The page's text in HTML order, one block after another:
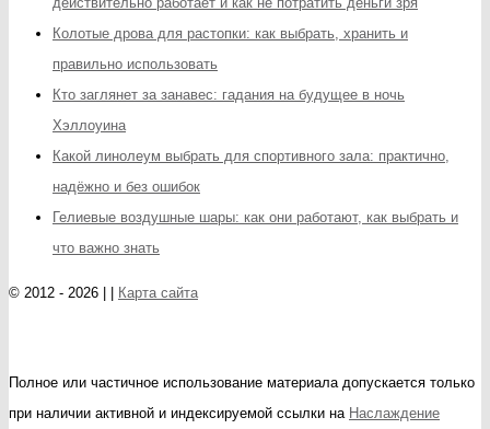
Колотые дрова для растопки: как выбрать, хранить и
правильно использовать
Кто заглянет за занавес: гадания на будущее в ночь
Хэллоуина
Какой линолеум выбрать для спортивного зала: практично,
надёжно и без ошибок
Гелиевые воздушные шары: как они работают, как выбрать и
что важно знать
© 2012 - 2026 | | Карта сайта
Полное или частичное использование материала допускается только
при наличии активной и индексируемой ссылки на Наслаждение